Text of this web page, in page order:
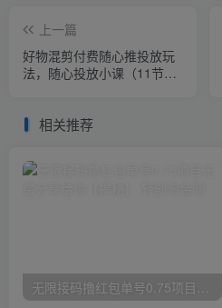
上一篇
好物混剪付费随心推投放玩
法，随心投放小课（11节课
相关推荐
无限接码撸红包单号0.75项目无偿分享给你【揭秘】